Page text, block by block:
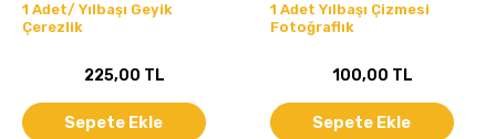
1 Adet/ Yılbaşı Geyik
Çerezlik
225,00 TL
Sepete Ekle
1 Adet Yılbaşı Çizmesi
Fotoğraflık
100,00 TL
Sepete Ekle